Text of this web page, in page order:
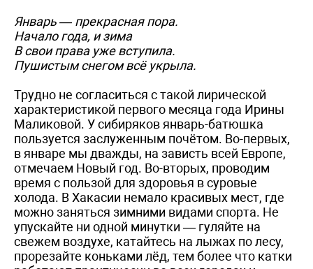
Январь — прекрасная пора.
Начало года, и зима
В свои права уже вступила.
Пушистым снегом всё укрыла.
Трудно не согласиться с такой лирической
характеристикой первого месяца года Ирины
Маликовой. У сибиряков январь-батюшка
пользуется заслуженным почётом. Во-первых,
в январе мы дважды, на зависть всей Европе,
отмечаем Новый год. Во-вторых, проводим
время с пользой для здоровья в суровые
холода. В Хакасии немало красивых мест, где
можно заняться зимними видами спорта. Не
упускайте ни одной минутки — гуляйте на
свежем воздухе, катайтесь на лыжах по лесу,
прорезайте коньками лёд, тем более что катки